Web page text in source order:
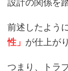
設計の関係を
前述したよう
性」 が仕上が
つまり、トラ